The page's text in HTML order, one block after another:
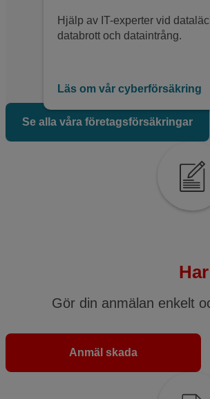
Hjälp av IT-experter vid
databrott och dataintrång.
Läs om vår cyberförsäkring
Se alla våra företagsförsäkringar
Gör din anmälan enkelt
Anmäl skada